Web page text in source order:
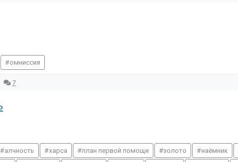
омниссия
7
алчность харса план первой помощи золото наёмник